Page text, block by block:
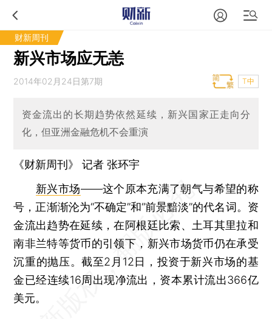
财新周刊
新兴市场应无恙
2014年02月24日第7期 T中
资金流出的长期趋势依然延续，新兴国家正走向分
化，但亚洲金融危机不会重演
《财新周刊》 记者张环宇
新兴市场——这个原本充满了朝气与希望的称
号，正渐渐沦为“不确定”和“前景黯淡”的代名词。资
金流出趋势在延续，在阿根廷比索、土耳其里拉和
南非兰特等货币的引领下，新兴市场货币仍在承受
沉重的抛压。截至2月12日，投资于新兴市场的基
金已经连续16周出现净流出，资本累计流出366亿
美元。